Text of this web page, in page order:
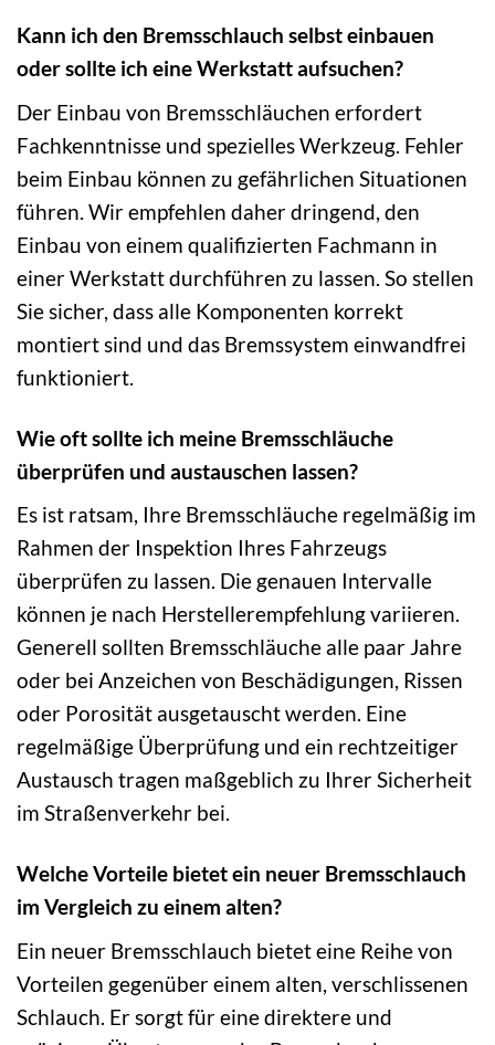
Kann ich den Bremsschlauch selbst einbauen
oder sollte ich eine Werkstatt aufsuchen?
Der Einbau von Bremsschläuchen erfordert
Fachkenntnisse und spezielles Werkzeug. Fehler
beim Einbau können zu gefährlichen Situationen
führen. Wir empfehlen daher dringend, den
Einbau von einem qualifizierten Fachmann in
einer Werkstatt durchführen zu lassen. So stellen
Sie sicher, dass alle Komponenten korrekt
montiert sind und das Bremssystem einwandfrei
funktioniert.
Wie oft sollte ich meine Bremsschläuche
überprüfen und austauschen lassen?
Es ist ratsam, Ihre Bremsschläuche regelmäßig im
Rahmen der Inspektion Ihres Fahrzeugs
überprüfen zu lassen. Die genauen Intervalle
können je nach Herstellerempfehlung variieren.
Generell sollten Bremsschläuche alle paar Jahre
oder bei Anzeichen von Beschädigungen, Rissen
oder Porosität ausgetauscht werden. Eine
regelmäßige Überprüfung und ein rechtzeitiger
Austausch tragen maßgeblich zu Ihrer Sicherheit
im Straßenverkehr bei.
Welche Vorteile bietet ein neuer Bremsschlauch
im Vergleich zu einem alten?
Ein neuer Bremsschlauch bietet eine Reihe von
Vorteilen gegenüber einem alten, verschlissenen
Schlauch. Er sorgt für eine direktere und